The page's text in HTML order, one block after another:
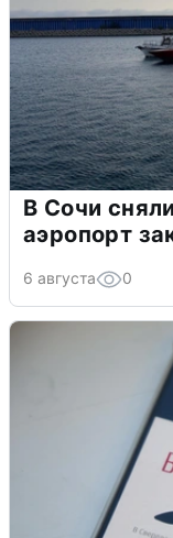
В Сочи
аэропорт
6 августа 0